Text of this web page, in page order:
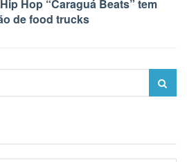
Hop “Caraguá Beats” tem
de food trucks